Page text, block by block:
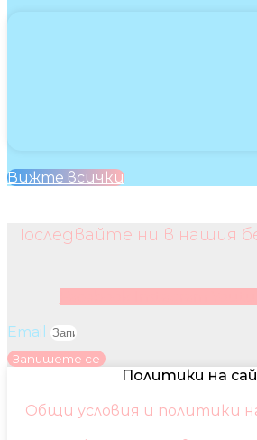
Вижте всички
Последвайте ни в нашия
Email
Запишете се
Политики на
Общи условия и политики